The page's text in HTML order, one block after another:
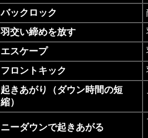
バックロック
羽交い締めを放す
エスケープ
フロントキック
起きあがり（ダウン時間の短
縮）
ニーダウンで起きあがる